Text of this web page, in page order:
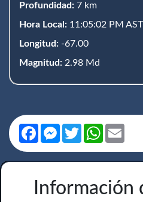
Profundidad: 7 km
Hora Local: 11:05:02 PM AST
Longitud: -67.00
Magnitud: 2.98 Md
FacebookMessenger
TwitterWhatsApp
Información